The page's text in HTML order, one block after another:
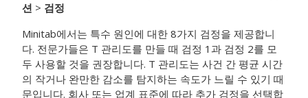
션 > 검정
Minitab에서는 특수 원인에 대한 8가지 검정을 제공합니
다. 전문가들은 T 관리도를 만들 때 검정 1과 검정 2를 모
두 사용할 것을 권장합니다. T 관리도는 사건 간 평균 시간
의 작거나 완만한 감소를 탐지하는 속도가 느릴 수 있기 때
문입니다. 회사 또는 업계 표준에 따라 추가 검정을 선택합